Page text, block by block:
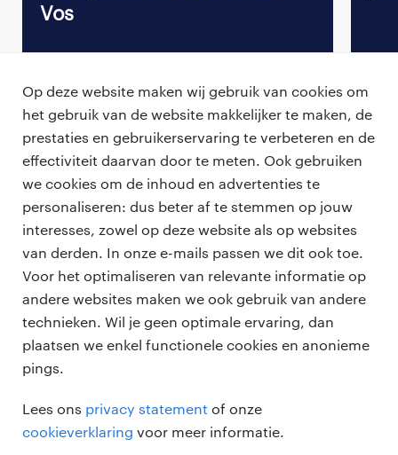
Op deze website maken wij gebruik van cookies om
het gebruik van de website makkelijker te maken, de
prestaties en gebruikerservaring te verbeteren en de
effectiviteit daarvan door te meten. Ook gebruiken
we cookies om de inhoud en advertenties te
personaliseren: dus beter af te stemmen op jouw
interesses, zowel op deze website als op websites
van derden. In onze e-mails passen we dit ook toe.
Voor het optimaliseren van relevante informatie op
andere websites maken we ook gebruik van andere
technieken. Wil je geen optimale ervaring, dan
plaatsen we enkel functionele cookies en anonieme
pings.
Lees ons privacy statement of onze
cookieverklaring voor meer informatie.
Vos
Terug naar vacature overzicht
professionals
vacatures
zzp-opdrachten
careers for expats
voor opdrachtgevers
vacature plaatsen
over ons
werken bij Randstad
onze kantoren